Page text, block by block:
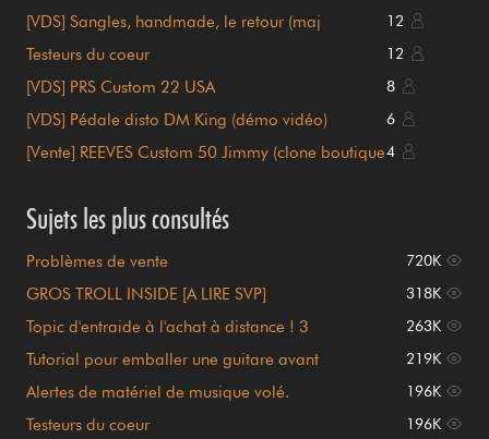
[VDS] Sangles, handmade, le retour (maj
12
Testeurs du coeur 12
[VDS] PRS Custom 22 USA 8
[VDS] Pédale disto DM King (démo vidéo) 6
[Vente] REEVES Custom 50 Jimmy (clone boutique4
Sujets les plus consultés
Problèmes de vente 720K
GROS TROLL INSIDE [A LIRE SVP] 318K
Topic d'entraide à l'achat à distance ! 3
263K
Tutorial pour emballer une guitare avant
219K
Alertes de matériel de musique volé. 196K
Testeurs du coeur 196K